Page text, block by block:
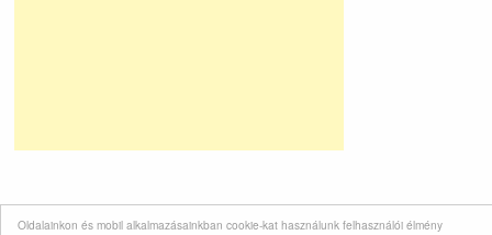
Oldalainkon és mobil alkalmazásainkban cookie-kat használunk felhasználói élmény